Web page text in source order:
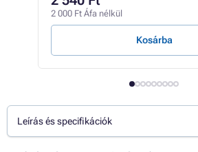
2 000 Ft Áfa nélkül
Kosárba
Leírás és specifikációk